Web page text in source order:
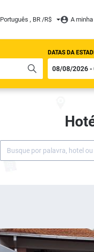
Português , BR /R$ A
DATAS DA